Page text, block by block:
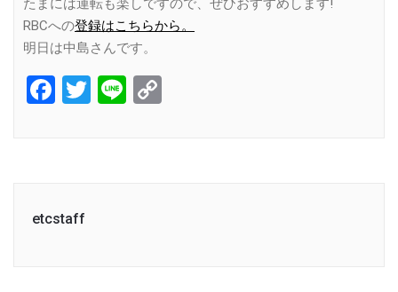
たまには運転も楽しですので、ぜひおすすめします!
RBCへの登録はこちらから。
明日は中島さんです。
Facebook
Twitter
Line
etcstaff